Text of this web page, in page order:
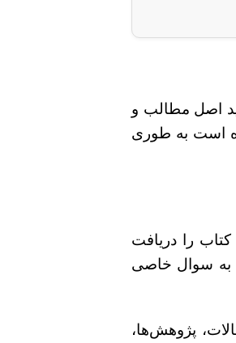
اصل مطالب و
است به طوری
را دریافت
به سوال خاصی
پژوهش‌ها،